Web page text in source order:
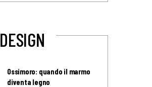
DESIGN
Ossimoro: quando il marmo
diventa legno